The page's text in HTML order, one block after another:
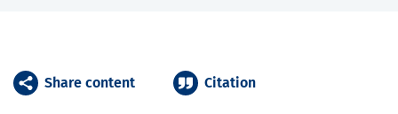
Share content Citation